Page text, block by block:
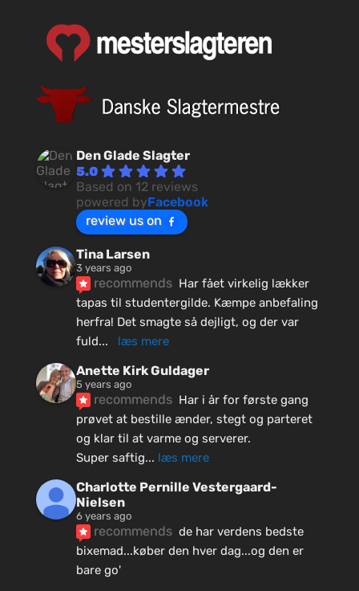
Den Glade Slagter
5.0
Based on 12 reviews
powered byFacebook
review us on
Tina Larsen
3 years ago
recommends Har fået virkelig lækker
tapas til studentergilde. Kæmpe anbefaling
herfra! Det smagte så dejligt, og der var
fuld... læs mere
Anette Kirk Guldager
5 years ago
recommends Har i år for første gang
prøvet at bestille ænder, stegt og parteret
og klar til at varme og serverer.
Super saftig... læs mere
Charlotte Pernille Vestergaard-
Nielsen
6 years ago
recommends de har verdens bedste
bixemad...køber den hver dag...og den er
bare go'